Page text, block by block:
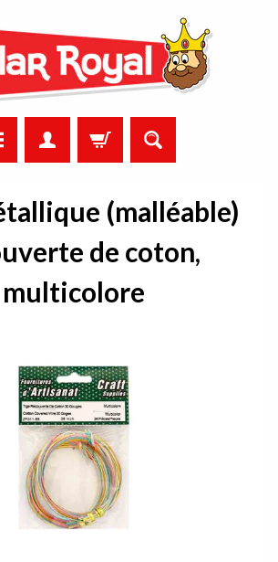
(malléable)
de coton,
multicolore